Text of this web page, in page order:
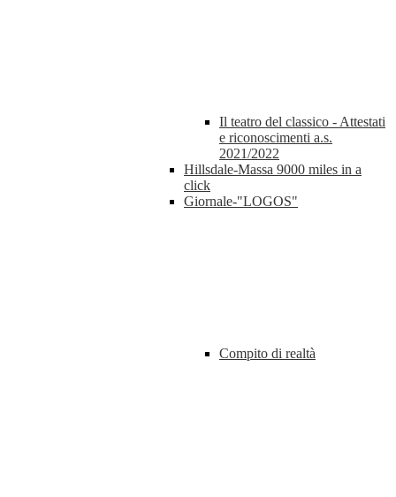
Il teatro del classico - Attestati
e riconoscimenti a.s.
2021/2022
Hillsdale-Massa 9000 miles in a
click
Giornale-"LOGOS"
Compito di realtà